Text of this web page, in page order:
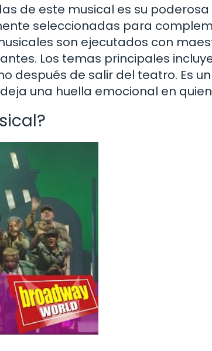
de este musical es su
seleccionadas para
son ejecutados con
Los temas principales
después de salir del teatro. Es
una huella emocional en